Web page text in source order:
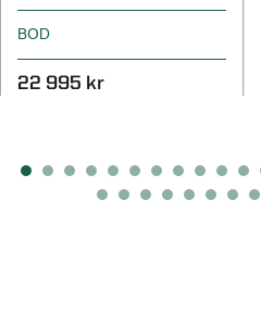
BOD
22 995 kr